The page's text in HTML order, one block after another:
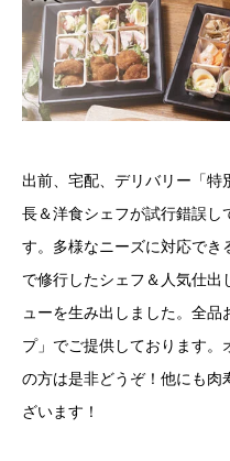
出前、宅配、デリバリー「特
長＆洋食シェフが試行錯誤し
す。多様なニーズに対応でき
で修行したシェフ＆人気仕出
ューを生み出しました。全品
プ」でご提供しております。
の方は是非どうぞ！他にも肉
ざいます！